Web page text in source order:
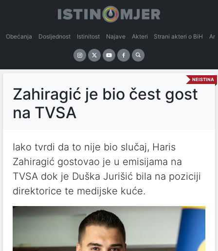
Obećanja Dosljednost Istinitost Najave Akteri Strani akteri o BiH
NEISTINA
Zahiragić je bio čest gost
na TVSA
Iako tvrdi da to nije bio slučaj, Haris
Zahiragić gostovao je u emisijama na
TVSA dok je Duška Jurišić bila na poziciji
direktorice te medijske kuće.